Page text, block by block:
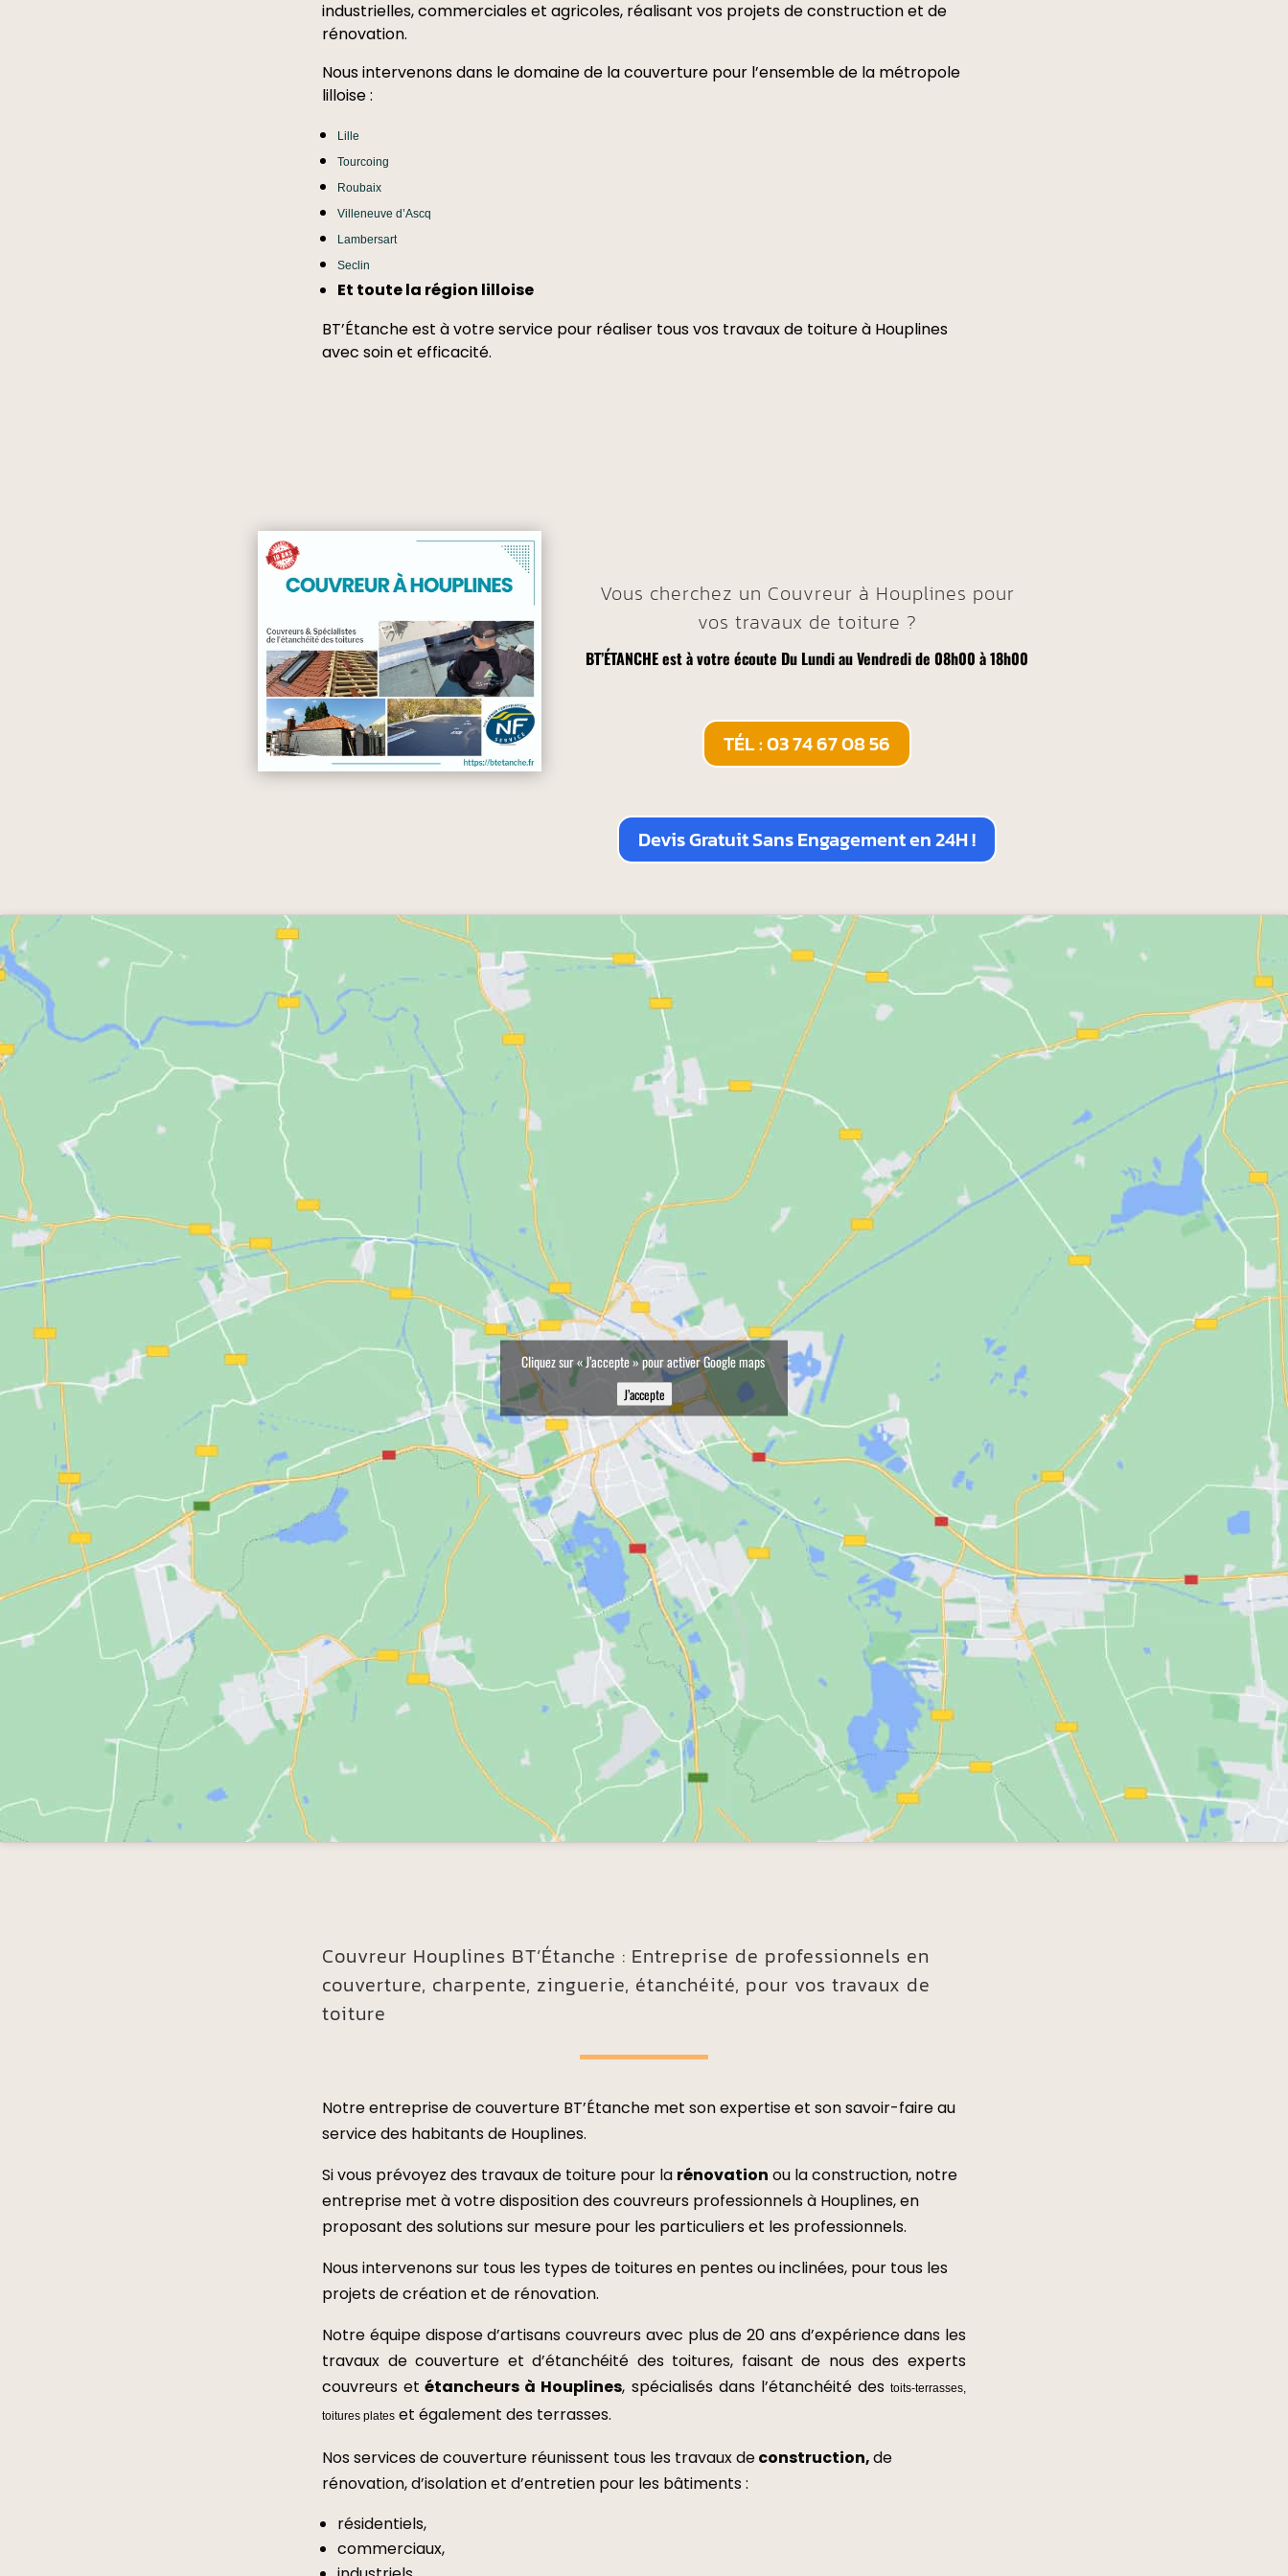
Nous recommandons
industrielles, commerciales et agricoles, réalisant vos projets de construction et de
rénovation.
Nous intervenons dans le domaine de la couverture pour l’ensemble de la métropole
lilloise :
Lille
Tourcoing
Roubaix
Villeneuve d’Ascq
Lambersart
Seclin
Et toute la région lilloise
BT’Étanche est à votre service pour réaliser tous vos travaux de toiture à Houplines
avec soin et efficacité.
Vous cherchez un Couvreur à Houplines pour
vos travaux de toiture ?
BT’ÉTANCHE est à votre écoute Du Lundi au Vendredi de 08h00 à 18h00
TÉL : 03 74 67 08 56
Devis Gratuit Sans Engagement en 24H !
Cliquez sur « J’accepte » pour activer Google maps
J’accepte
Couvreur Houplines BT’Étanche : Entreprise de professionnels en
couverture, charpente, zinguerie, étanchéité, pour vos travaux de
toiture
Notre entreprise de couverture BT’Étanche met son expertise et son savoir-faire au
service des habitants de Houplines.
Si vous prévoyez des travaux de toiture pour la rénovation ou la construction, notre
entreprise met à votre disposition descouvreurs professionnels à Houplines,en
proposant des solutions sur mesure pour les particuliers et les professionnels.
Nous intervenons sur tous les types de toitures en pentes ou inclinées, pour tous les
projets de création et de rénovation.
Notre équipe dispose d’artisans couvreurs avec plus de 20 ans d’expérience dans les
travaux de couverture et d’étanchéité des toitures, faisant de nous des experts
couvreurs et étancheurs à Houplines, spécialisés dans l’étanchéité destoits-terrasses,
toitures plates et également des terrasses.
Nos services de couverture réunissent tous les travaux deconstruction,de
rénovation, d’isolation et d’entretien pour les bâtiments :
résidentiels,
commerciaux,